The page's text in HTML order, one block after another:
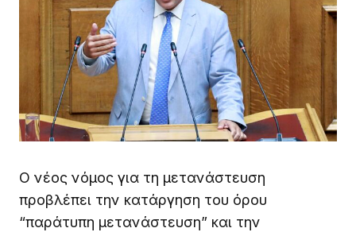
Ο νέος νόμος για τη μετανάστευση
προβλέπει την κατάργηση του όρου
“παράτυπη μετανάστευση” και την